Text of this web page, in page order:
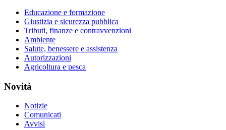
Educazione e formazione
Giustizia e sicurezza pubblica
Tributi, finanze e contravvenzioni
Ambiente
Salute, benessere e assistenza
Autorizzazioni
Agricoltura e pesca
Novità
Notizie
Comunicati
Avvisi